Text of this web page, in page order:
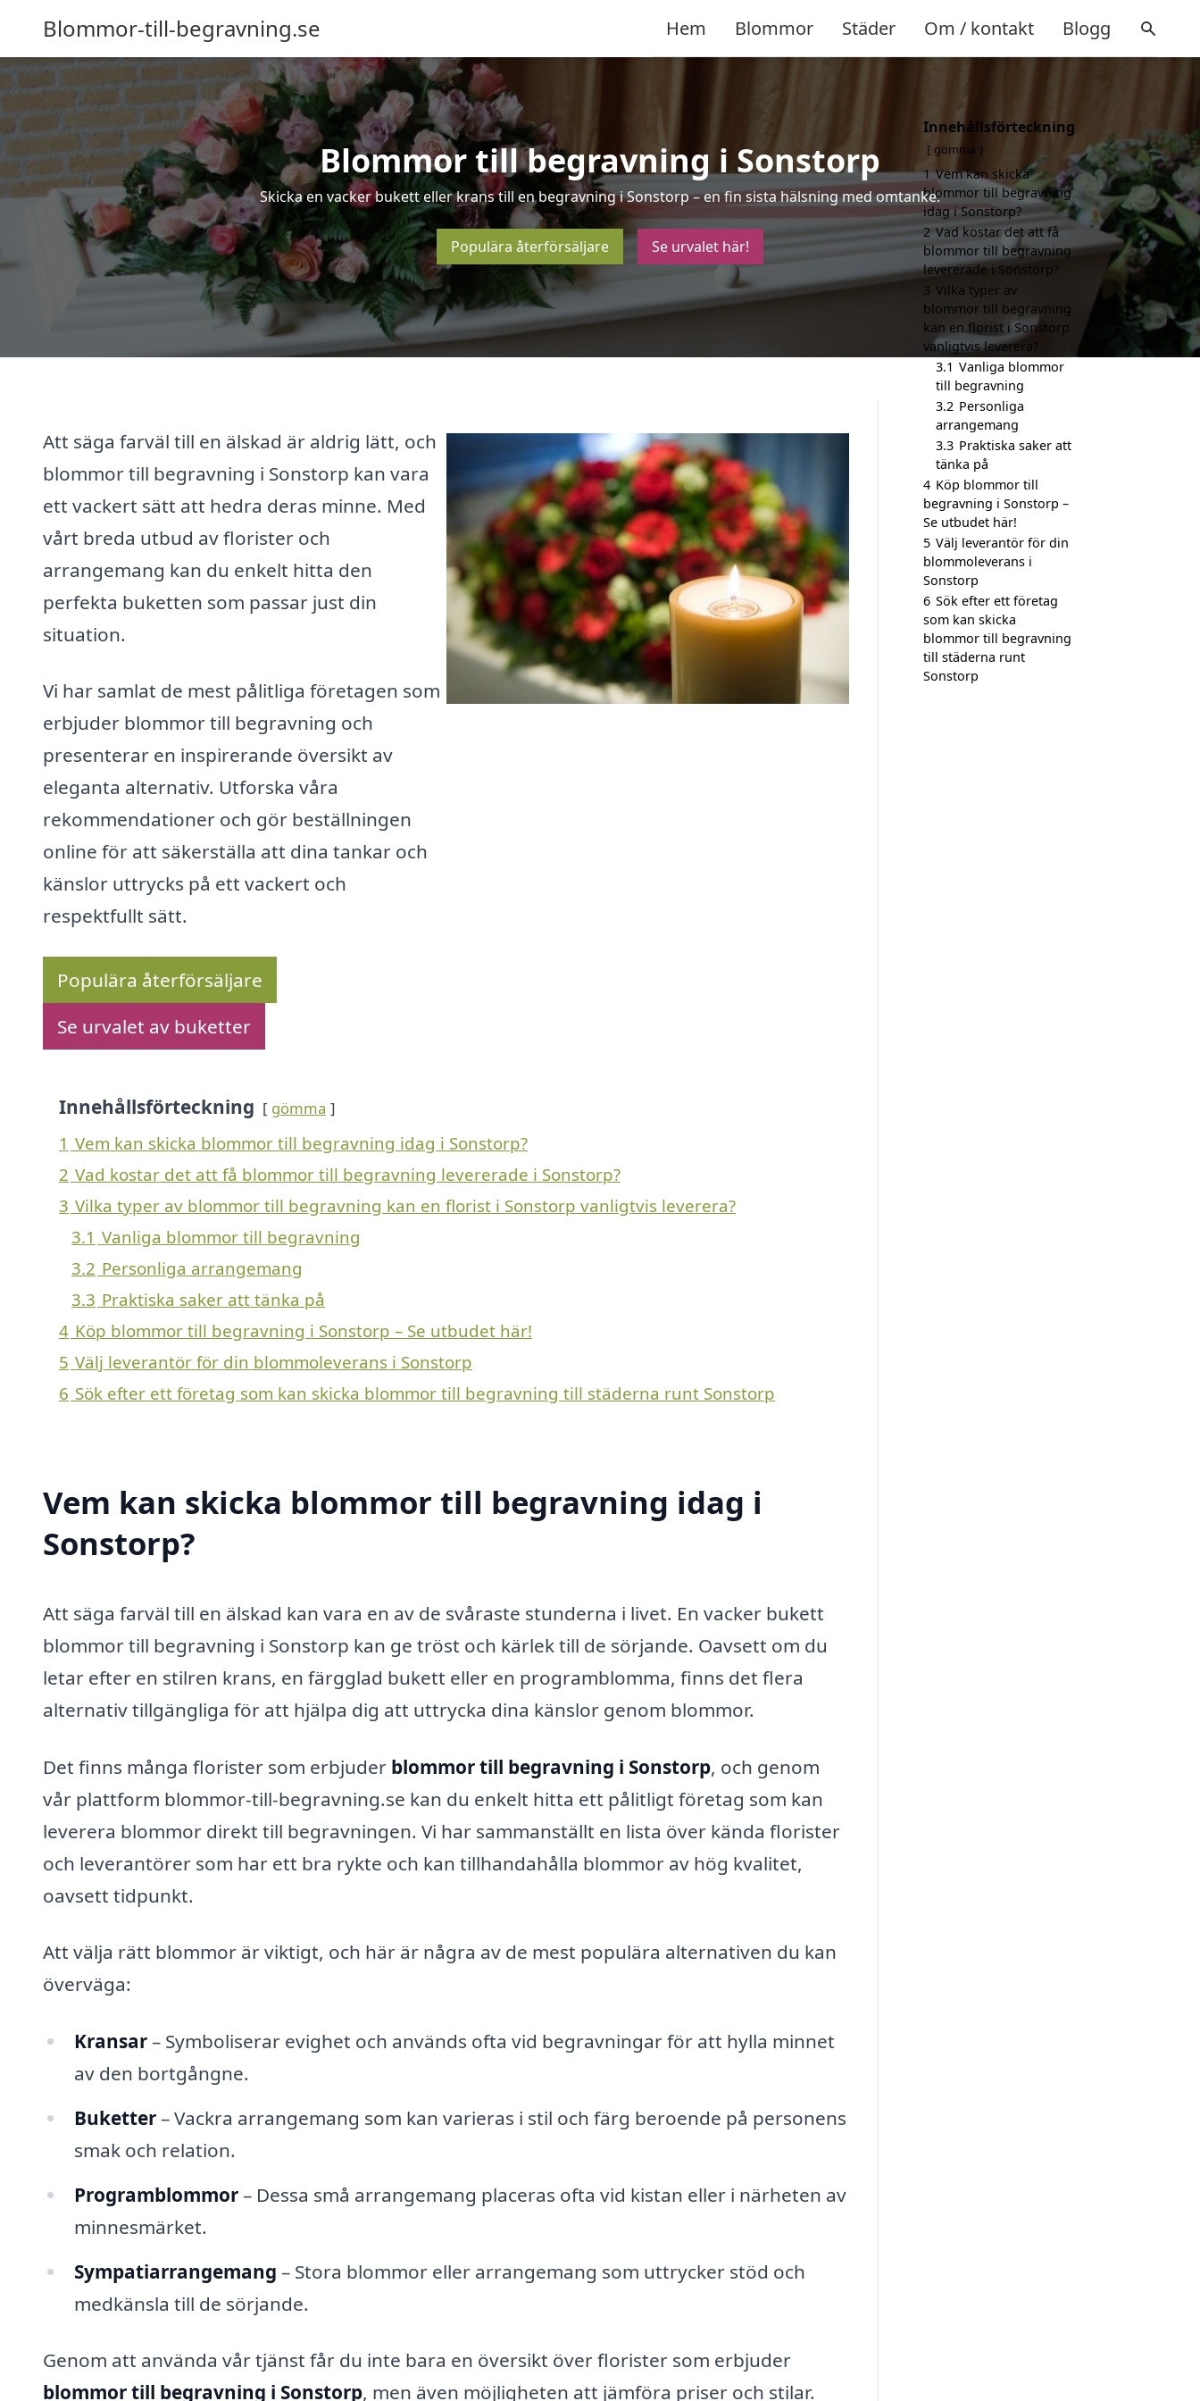
Blommor-till-begravning.se Hem Blommor Städer Om / kontakt Blogg
Blommor till begravning i Sonstorp
Skicka en vacker bukett eller krans till en begravning i Sonstorp – en fin sista hälsning med omtanke.
Populära återförsäljare Se urvalet här!
Att säga farväl till en älskad är aldrig lätt, och
blommor till begravning i Sonstorp kan vara
ett vackert sätt att hedra deras minne. Med
vårt breda utbud av florister och
arrangemang kan du enkelt hitta den
perfekta buketten som passar just din
situation.
Vi har samlat de mest pålitliga företagen som
erbjuder blommor till begravning och
presenterar en inspirerande översikt av
eleganta alternativ. Utforska våra
rekommendationer och gör beställningen
online för att säkerställa att dina tankar och
känslor uttrycks på ett vackert och
respektfullt sätt.
Populära återförsäljare
Se urvalet av buketter
Innehållsförteckning gömma
1 Vem kan skicka blommor till begravning idag i Sonstorp?
2 Vad kostar det att få blommor till begravning levererade i Sonstorp?
3 Vilka typer av blommor till begravning kan en florist i Sonstorp vanligtvis leverera?
3.1 Vanliga blommor till begravning
3.2 Personliga arrangemang
3.3 Praktiska saker att tänka på
4 Köp blommor till begravning i Sonstorp – Se utbudet här!
5 Välj leverantör för din blommoleverans i Sonstorp
6 Sök efter ett företag som kan skicka blommor till begravning till städerna runt Sonstorp
Vem kan skicka blommor till begravning idag i
Sonstorp?
Att säga farväl till en älskad kan vara en av de svåraste stunderna i livet. En vacker bukett
blommor till begravning i Sonstorp kan ge tröst och kärlek till de sörjande. Oavsett om du
letar efter en stilren krans, en färgglad bukett eller en programblomma, finns det flera
alternativ tillgängliga för att hjälpa dig att uttrycka dina känslor genom blommor.
Det finns många florister som erbjuder blommor till begravning i Sonstorp, och genom
vår plattform blommor-till-begravning.se kan du enkelt hitta ett pålitligt företag som kan
leverera blommor direkt till begravningen. Vi har sammanställt en lista över kända florister
och leverantörer som har ett bra rykte och kan tillhandahålla blommor av hög kvalitet,
oavsett tidpunkt.
Att välja rätt blommor är viktigt, och här är några av de mest populära alternativen du kan
överväga:
Kransar– Symboliserar evighet och används ofta vid begravningar för att hylla minnet
av den bortgångne.
Buketter– Vackra arrangemang som kan varieras i stil och färg beroende på personens
smak och relation.
Programblommor– Dessa små arrangemang placeras ofta vid kistan eller i närheten av
minnesmärket.
Sympatiarrangemang – Stora blommor eller arrangemang som uttrycker stöd och
medkänsla till de sörjande.
Genom att använda vår tjänst får du inte bara en översikt över florister som erbjuder
blommor till begravning i Sonstorp, men även möjligheten att jämföra priser och stilar.
Innehållsförteckning
gömma
1 Vem kan skicka
blommor till begravning
idag i Sonstorp?
2 Vad kostar det att få
blommor till begravning
levererade i Sonstorp?
3 Vilka typer av
blommor till begravning
kan en florist i Sonstorp
vanligtvis leverera?
3.1 Vanliga blommor
till begravning
3.2 Personliga
arrangemang
3.3 Praktiska saker att
tänka på
4 Köp blommor till
begravning i Sonstorp –
Se utbudet här!
5 Välj leverantör för din
blommoleverans i
Sonstorp
6 Sök efter ett företag
som kan skicka
blommor till begravning
till städerna runt
Sonstorp